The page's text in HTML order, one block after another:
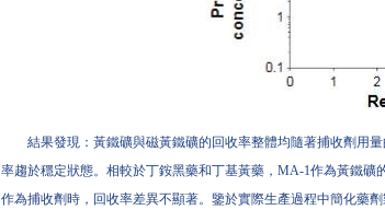
結果發現：黃鐵礦與磁黃鐵礦的回收率整體均隨著捕收劑用
率趨於穩定狀態。相較於丁銨黑藥和丁基黃藥，MA-1作為黃鐵
作為捕收劑時，回收率差異不顯著。鑒於實際生產過程中簡化藥